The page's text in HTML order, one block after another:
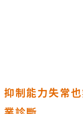
抑制能力失常